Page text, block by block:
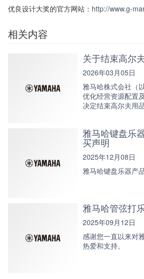
优良设计大奖的官方网站： http://www.g-
相关内容
关于结束高尔
2026年03月05日
雅马哈株式会社（
优化经营资源配置
决定结束高尔夫用
雅马哈键盘乐
买声明
2025年12月08日
雅马哈键盘乐器产
雅马哈管弦打
2025年09月12日
感谢您一直以来对
热爱和支持。